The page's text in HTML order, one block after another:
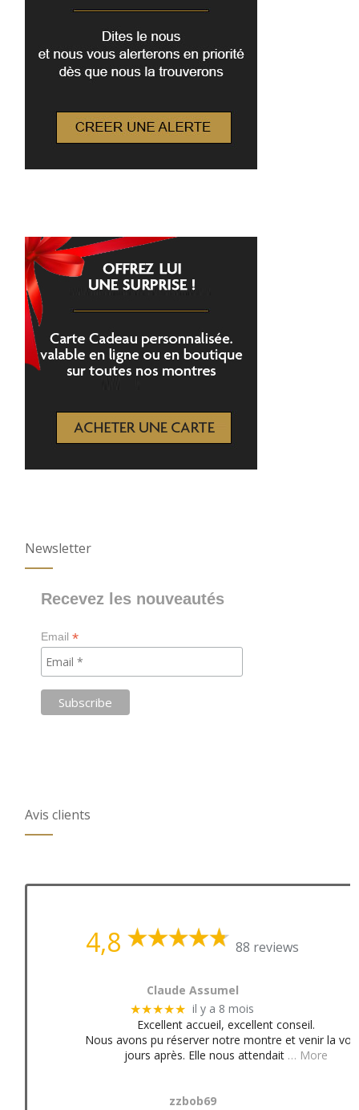
Newsletter
Recevez les nouveautés
Email*
Avis clients
4,8 88 reviews
Claude Assumel
★★★★★ il y a 8 mois
Excellent accueil, excellent conseil.
Nous avons pu réserver notre montre et venir la
jours après. Elle nous attendait … More
zzbob69